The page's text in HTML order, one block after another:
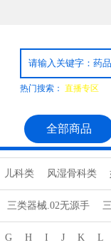
热门搜索： 直播专区
全部商品
儿科类 风湿骨科类
粉剂系列 精致饮片
三类器械.02无源手
三类器械.13无源植
G H I J K L